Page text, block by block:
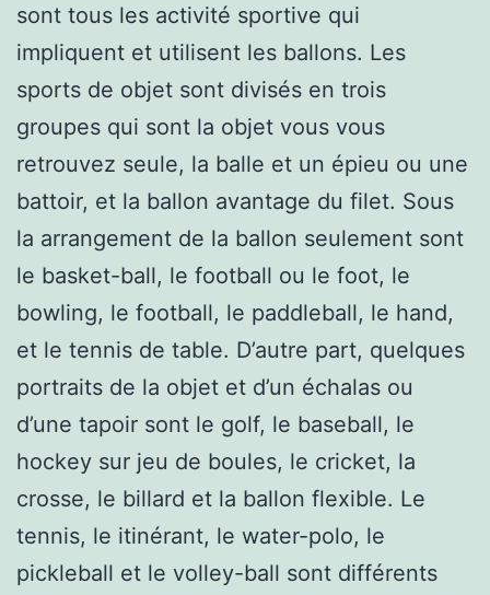
sont tous les activité sportive qui
impliquent et utilisent les ballons. Les
sports de objet sont divisés en trois
groupes qui sont la objet vous vous
retrouvez seule, la balle et un épieu ou une
battoir, et la ballon avantage du filet. Sous
la arrangement de la ballon seulement sont
le basket-ball, le football ou le foot, le
bowling, le football, le paddleball, le hand,
et le tennis de table. D’autre part, quelques
portraits de la objet et d’un échalas ou
d’une tapoir sont le golf, le baseball, le
hockey sur jeu de boules, le cricket, la
crosse, le billard et la ballon flexible. Le
tennis, le itinérant, le water-polo, le
pickleball et le volley-ball sont différents